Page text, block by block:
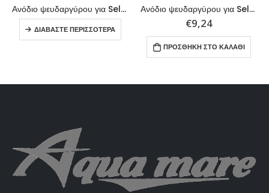
Ανόδιο ψευδαργύρου για Selva
ΔΙΑΒΆΣΤΕ ΠΕΡΙΣΣΌΤΕΡΑ
Ανόδιο ψευδαργύρου για Selva σειρά 100 HP
€9,24
ΠΡΟΣΘΉΚΗ ΣΤΟ ΚΑΛΆΘΙ